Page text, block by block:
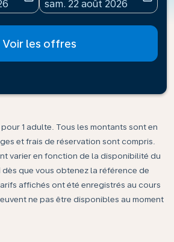
date-aria-label
fc-booking-return-date-
sam. 22 août 2026
Voir les offres
1 adulte. Tous les montants sont en
et frais de réservation sont compris.
varier en fonction de la disponibilité du
que vous obtenez la référence de
affichés ont été enregistrés au cours
ne pas être disponibles au moment